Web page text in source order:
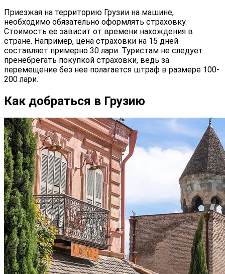
Приезжая на территорию Грузии на машине,
необходимо обязательно оформлять страховку.
Стоимость ее зависит от времени нахождения в
стране. Например, цена страховки на 15 дней
составляет примерно 30 лари. Туристам не следует
пренебрегать покупкой страховки, ведь за
перемещение без нее полагается штраф в размере 100-
200 лари.
Как добраться в Грузию